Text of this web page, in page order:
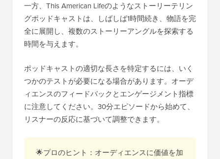
一方、This American Lifeのようなストーリーテリン
グポッドキャストは、しばしば1時間続き、物語を完
全に展開し、複数のストーリーアングルを探索する
時間を与えます。
ポッドキャストの適切な長さを特定するには、いく
つかのテストが必要になる場合があります。オーデ
ィエンスのフィードバックとエンゲージメント指標
に注意してください。30分エピソードから始めて、
リスナーの反応に基づいて調整できます。
🌟プロのヒント：オーディエンスに価値を加